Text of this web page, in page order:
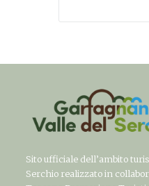
Sito ufficiale dell’ambito
Serchio realizzato in